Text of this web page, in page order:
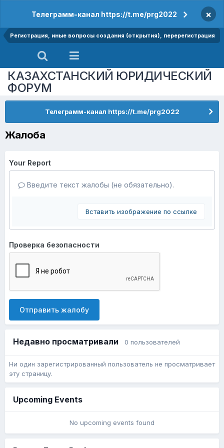
Телеграмм-канал https://t.me/prg2022 ×
Регистрация, иные вопросы создания (открытия), перерегистрация
КАЗАХСТАНСКИЙ ЮРИДИЧЕСКИЙ
ФОРУМ
Телеграмм-канал https://t.me/prg2022
Жалоба
Your Report
Введите текст жалобы (не обязательно).
Вставить изображение по ссылке
Проверка безопасности
Отправить жалобу
Недавно просматривали 0 пользователей
Ни один зарегистрированный пользователь не просматривает
эту страницу.
Upcoming Events
No upcoming events found